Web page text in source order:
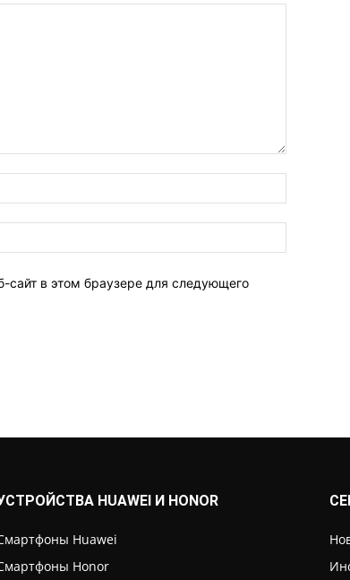
сайт в этом браузере для следующего
HUAWEI И HONOR
Huawei
Honor